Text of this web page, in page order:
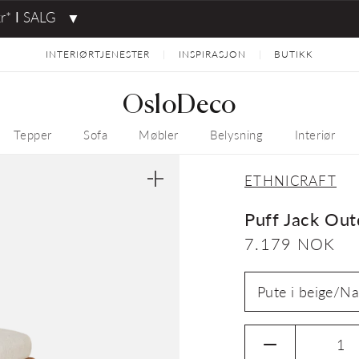
ⅼ SALG ▼
INTERIØRTJENESTER INSPIRASJON BUTIKK
OsloDeco
Tepper Sofa Møbler Belysning Interiør
ETHNICRAFT
Puff Jack
Vanlig
pris
7.179 NOK